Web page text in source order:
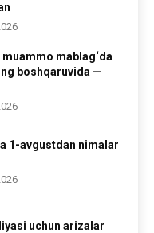
mablag‘da
boshqaruvida —
1-avgustdan nimalar
uchun arizalar